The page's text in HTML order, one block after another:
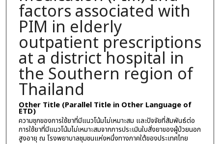
factors associated with
PIM in elderly
outpatient prescriptions
at a district hospital in
the Southern region of
Thailand
Other Title (Parallel Title in Other Language of
ETD)
ความชุกของการใช้ยาที่มีแนวโน้มไม่เหมาะสม และปัจจัยที่สัมพันธ์ต่อ
การใช้ยาที่มีแนวโน้มไม่เหมาะสมจากการประเมินใบสั่งยาของผู้ป่วยนอก
สูงอายุ ณ โรงพยาบาลชุมชนแห่งหนึ่งทางภาคใต้ของประเทศไทย